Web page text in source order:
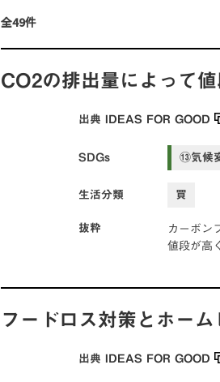
全49件
CO2の排出量によって
出典 IDEAS FOR GOOD
SDGs ⑬気候
生活分類 買
抜粋
カーボン
値段が高
フードロス対策とホー
出典 IDEAS FOR GOOD